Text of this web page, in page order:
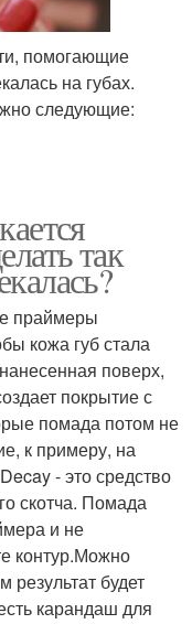
помогающие
на губах.
следующие:
так
праймеры
кожа губ стала
поверх,
покрытие с
помада потом не
к примеру, на
- это средство
скотча. Помада
и не
контур.Можно
результат будет
карандаш для